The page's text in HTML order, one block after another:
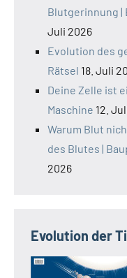
Blutgerinnung |
Juli 2026
Evolution des
Rätsel 18. Juli
Deine Zelle ist
Maschine 12.
Warum Blut
des Blutes |
2026
Evolution der